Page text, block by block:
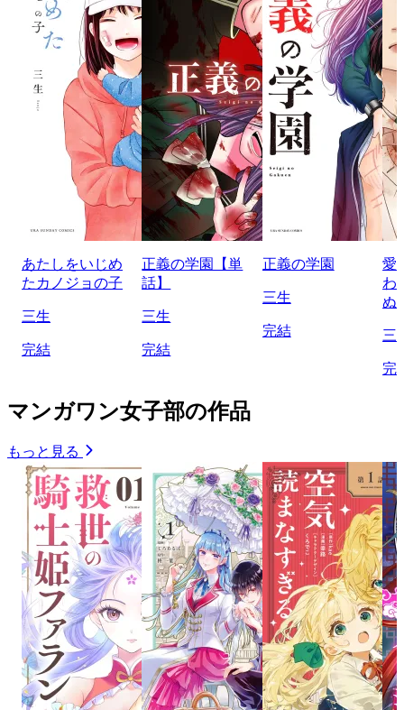
あたしをいじめ
たカノジョの子
三生
完結
正義の学園【単
話】
三生
完結
正義の学園
三生
完結
愛
わ
ぬ
三
完
マンガワン女子部の作品
もっと見る